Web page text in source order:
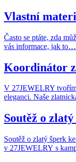
Vlastní
Často se ptáte, zda
vás informace, jak to…
Koordinátor
V 27JEWELRY
eleganci. Naše
Soutěž o
Soutěž o zlatý šperk
v 27JEWELRY s